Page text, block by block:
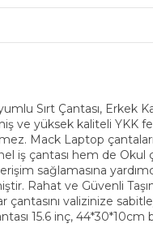
Sırt Çantası, Erkek
ve yüksek kaliteli YKK
Mack Laptop
iş çantası hem de Okul
sağlamasına
Rahat ve Güvenli
çantasını valizinize
15.6 inç, 44*30*10cm